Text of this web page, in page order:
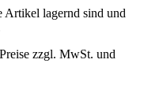
lagernd sind und
zzgl. MwSt. und